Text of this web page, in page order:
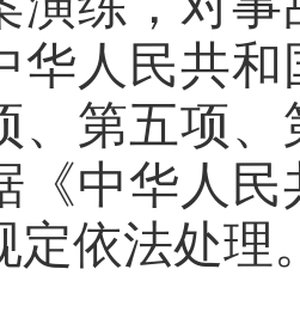
华人民共
、第五项、
《中华人
定依法处理